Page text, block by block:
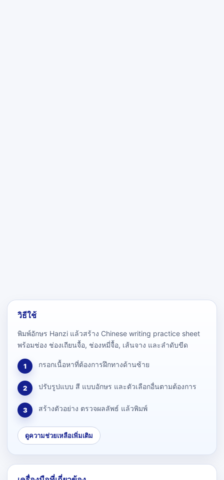
วิธีใช้
พิมพ์อักษร Hanzi แล้วสร้าง Chinese writing practice sheet
พร้อมช่อง ช่องเถียนจื้อ, ช่องหมี่จื้อ, เส้นจาง และลำดับขีด
1 กรอกเนื้อหาที่ต้องการฝึกทางด้านซ้าย
2 ปรับรูปแบบ สี แบบอักษร และตัวเลือกอื่นตามต้องการ
3 สร้างตัวอย่าง ตรวจผลลัพธ์ แล้วพิมพ์
ดูความช่วยเหลือเพิ่มเติม